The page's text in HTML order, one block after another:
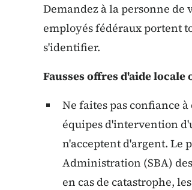
Demandez à la personne
employés fédéraux portent
s'identifier.
Fausses offres d'aide locale
Ne faites pas confiance
équipes d'intervention
n'acceptent d'argent. Le
Administration (SBA)
en cas de catastrophe,